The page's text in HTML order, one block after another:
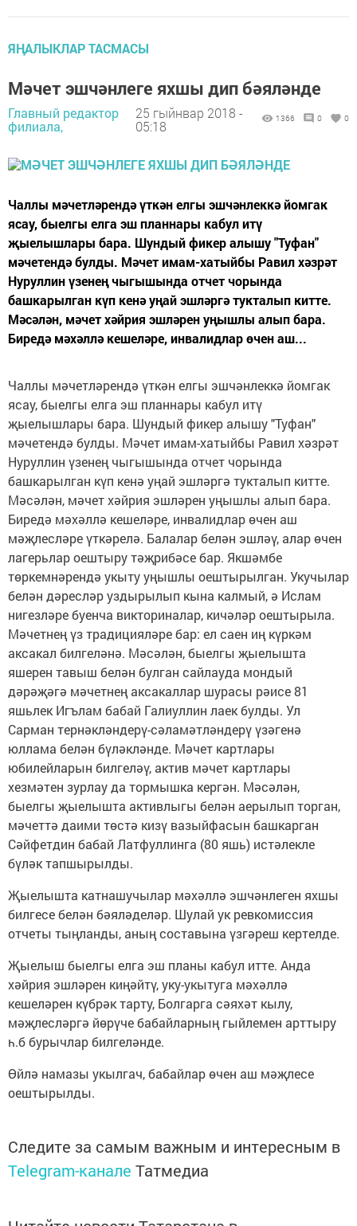
ЯҢАЛЫКЛАР ТАСМАСЫ
Мәчет эшчәнлеге яхшы дип бәяләнде
Главный редактор
филиала,
25 гыйнвар 2018 -
05:18
1366 0 0
Чаллы мәчетләрендә үткән елгы эшчәнлеккә йомгак
ясау, быелгы елга эш планнары кабул итү
җыелышлары бара. Шундый фикер алышу "Туфан"
мәчетендә булды. Мәчет имам-хатыйбы Равил хәзрәт
Нуруллин үзенең чыгышында отчет чорында
башкарылган күп кенә уңай эшләргә тукталып китте.
Мәсәлән, мәчет хәйрия эшләрен уңышлы алып бара.
Биредә мәхәллә кешеләре, инвалидлар өчен аш...
Чаллы мәчетләрендә үткән елгы эшчәнлеккә йомгак
ясау, быелгы елга эш планнары кабул итү
җыелышлары бара. Шундый фикер алышу "Туфан"
мәчетендә булды. Мәчет имам-хатыйбы Равил хәзрәт
Нуруллин үзенең чыгышында отчет чорында
башкарылган күп кенә уңай эшләргә тукталып китте.
Мәсәлән, мәчет хәйрия эшләрен уңышлы алып бара.
Биредә мәхәллә кешеләре, инвалидлар өчен аш
мәҗлесләре үткәрелә. Балалар белән эшләү, алар өчен
лагерьлар оештыру тәҗрибәсе бар. Якшәмбе
төркемнәрендә укыту уңышлы оештырылган. Укучылар
белән дәресләр уздырылып кына калмый, ә Ислам
нигезләре буенча викториналар, кичәләр оештырыла.
Мәчетнең үз традицияләре бар: ел саен иң күркәм
аксакал билгеләнә. Мәсәлән, быелгы җыелышта
яшерен тавыш белән булган сайлауда мондый
дәрәҗәгә мәчетнең аксакаллар шурасы рәисе 81
яшьлек Игълам бабай Галиуллин лаек булды. Ул
Сарман тернәкләндерү-сәламәтләндерү үзәгенә
юллама белән бүләкләнде. Мәчет картлары
юбилейларын билгеләү, актив мәчет картлары
хезмәтен зурлау да тормышка кергән. Мәсәлән,
быелгы җыелышта активлыгы белән аерылып торган,
мәчеттә даими төстә кизү вазыйфасын башкарган
Сәйфетдин бабай Латфуллинга (80 яшь) истәлекле
бүләк тапшырылды.
Җыелышта катнашучылар мәхәллә эшчәнлеген яхшы
билгесе белән бәяләделәр. Шулай ук ревкомиссия
отчеты тыңланды, аның составына үзгәреш кертелде.
Җыелыш быелгы елга эш планы кабул итте. Анда
хәйрия эшләрен киңәйтү, уку-укытуга мәхәллә
кешеләрен күбрәк тарту, Болгарга сәяхәт кылу,
мәҗлесләргә йөрүче бабайларның гыйлемен арттыру
һ.б бурычлар билгеләнде.
Өйлә намазы укылгач, бабайлар өчен аш мәҗлесе
оештырылды.
Следите за самым важным и интересным в
Telegram-канале Татмедиа